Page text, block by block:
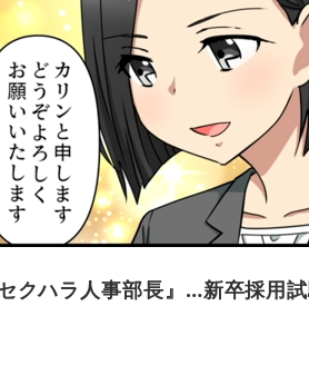
クハラ人事部長』…新卒採用